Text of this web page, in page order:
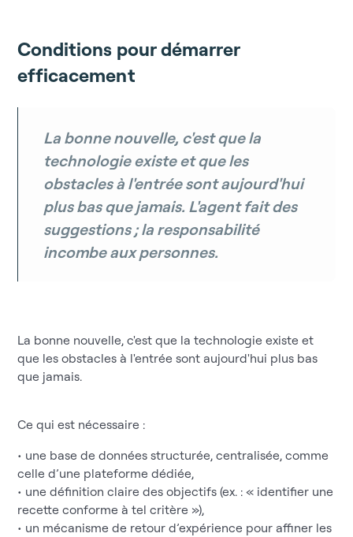
Conditions pour démarrer
efficacement
La bonne nouvelle, c'est que la
technologie existe et que les
obstacles à l'entrée sont aujourd'hui
plus bas que jamais. L'agent fait des
suggestions ; la responsabilité
incombe aux personnes.
La bonne nouvelle, c'est que la technologie existe et
que les obstacles à l'entrée sont aujourd'hui plus bas
que jamais.
Ce qui est nécessaire :
• une base de données structurée, centralisée, comme
celle d’une plateforme dédiée,
• une définition claire des objectifs (ex. : « identifier une
recette conforme à tel critère »),
• un mécanisme de retour d’expérience pour affiner les